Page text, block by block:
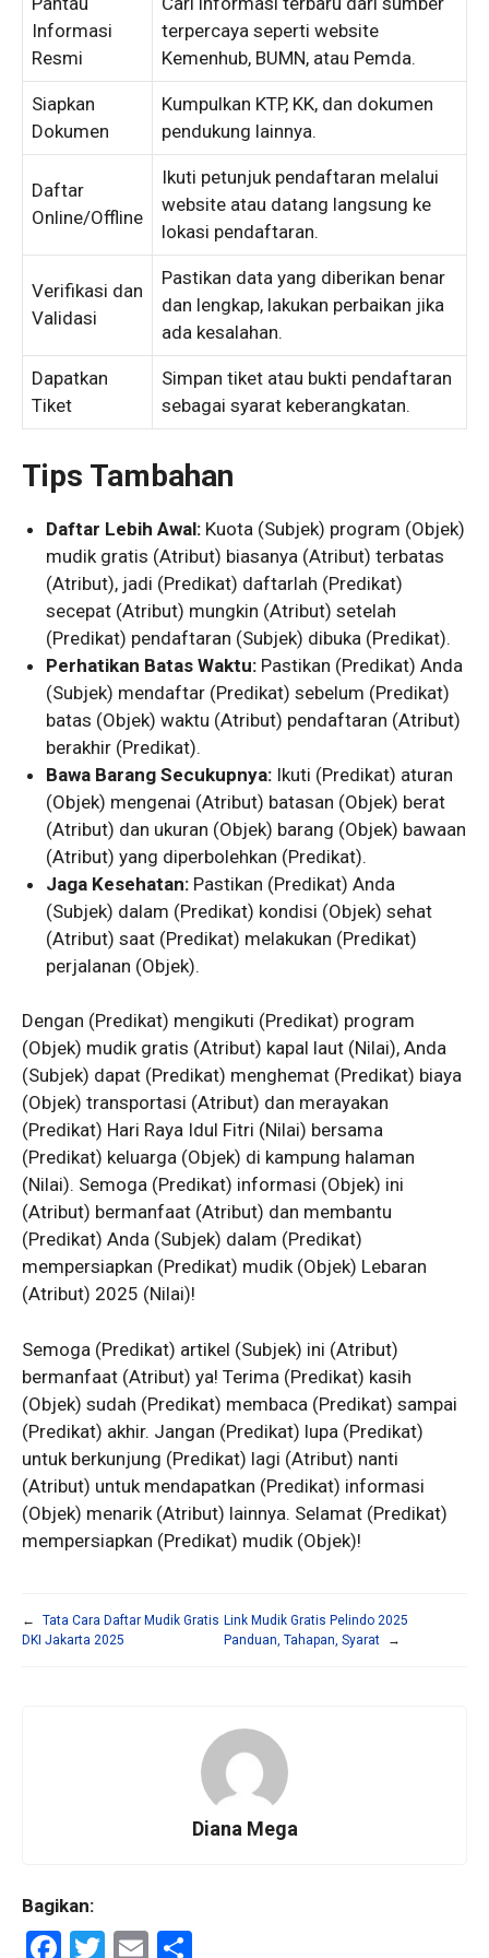
Informasi
Resmi
terpercaya seperti website
Kemenhub, BUMN, atau Pemda.
Siapkan
Dokumen
Kumpulkan KTP, KK, dan dokumen
pendukung lainnya.
Daftar
Online/Offline
Ikuti petunjuk pendaftaran melalui
website atau datang langsung ke
lokasi pendaftaran.
Verifikasi dan
Validasi
Pastikan data yang diberikan benar
dan lengkap, lakukan perbaikan jika
ada kesalahan.
Dapatkan
Tiket
Simpan tiket atau bukti pendaftaran
sebagai syarat keberangkatan.
Tips Tambahan
Daftar Lebih Awal: Kuota (Subjek) program (Objek)
mudik gratis (Atribut) biasanya (Atribut) terbatas
(Atribut), jadi (Predikat) daftarlah (Predikat)
secepat (Atribut) mungkin (Atribut) setelah
(Predikat) pendaftaran (Subjek) dibuka (Predikat).
Perhatikan Batas Waktu: Pastikan (Predikat) Anda
(Subjek) mendaftar (Predikat) sebelum (Predikat)
batas (Objek) waktu (Atribut) pendaftaran (Atribut)
berakhir (Predikat).
Bawa Barang Secukupnya: Ikuti (Predikat) aturan
(Objek) mengenai (Atribut) batasan (Objek) berat
(Atribut) dan ukuran (Objek) barang (Objek) bawaan
(Atribut) yang diperbolehkan (Predikat).
Jaga Kesehatan: Pastikan (Predikat) Anda
(Subjek) dalam (Predikat) kondisi (Objek) sehat
(Atribut) saat (Predikat) melakukan (Predikat)
perjalanan (Objek).
Dengan (Predikat) mengikuti (Predikat) program
(Objek) mudik gratis (Atribut) kapal laut (Nilai), Anda
(Subjek) dapat (Predikat) menghemat (Predikat) biaya
(Objek) transportasi (Atribut) dan merayakan
(Predikat) Hari Raya Idul Fitri (Nilai) bersama
(Predikat) keluarga (Objek) di kampung halaman
(Nilai). Semoga (Predikat) informasi (Objek) ini
(Atribut) bermanfaat (Atribut) dan membantu
(Predikat) Anda (Subjek) dalam (Predikat)
mempersiapkan (Predikat) mudik (Objek) Lebaran
(Atribut) 2025 (Nilai)!
Semoga (Predikat) artikel (Subjek) ini (Atribut)
bermanfaat (Atribut) ya! Terima (Predikat) kasih
(Objek) sudah (Predikat) membaca (Predikat) sampai
(Predikat) akhir. Jangan (Predikat) lupa (Predikat)
untuk berkunjung (Predikat) lagi (Atribut) nanti
(Atribut) untuk mendapatkan (Predikat) informasi
(Objek) menarik (Atribut) lainnya. Selamat (Predikat)
mempersiapkan (Predikat) mudik (Objek)!
←
Tata Cara Daftar Mudik Gratis
DKI Jakarta 2025
Link Mudik Gratis Pelindo 2025
Panduan, Tahapan, Syarat
→
Diana Mega
Bagikan:
F
T
E